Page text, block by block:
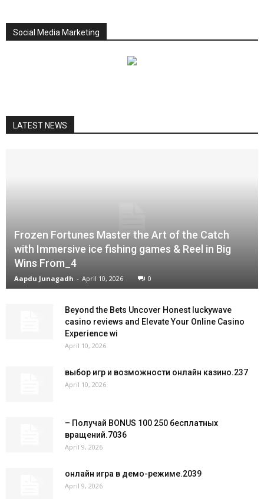
Social Media Marketing
LATEST NEWS
Frozen Fortunes Master the Art of the Catch
with Immersive ice fishing games & Reel in Big
Wins From_4
Aapdu Junagadh - April 10, 2026 0
Beyond the Bets Uncover Honest luckywave
casino reviews and Elevate Your Online Casino
Experience wi
April 10, 2026
выбор игр и возможности онлайн казино.237
April 10, 2026
– Получай BONUS 100 250 бесплатных
вращений.7036
April 9, 2026
онлайн игра в демо-режиме.2039
April 9, 2026